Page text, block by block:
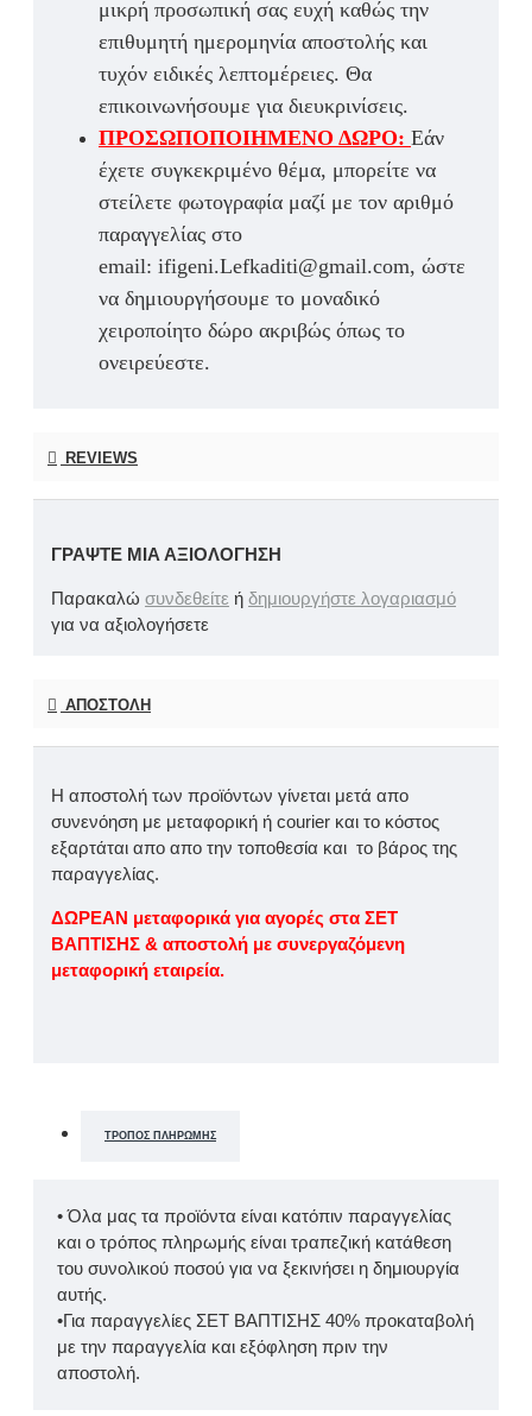
μικρή προσωπική σας ευχή καθώς την
επιθυμητή ημερομηνία αποστολής και
τυχόν ειδικές λεπτομέρειες. Θα
επικοινωνήσουμε για διευκρινίσεις.
ΠΡΟΣΩΠΟΠΟΙΗΜΕΝΟ ΔΩΡΟ: Εάν
έχετε συγκεκριμένο θέμα, μπορείτε να
στείλετε φωτογραφία μαζί με τον αριθμό
παραγγελίας στο
email: ifigeni.Lefkaditi@gmail.com, ώστε
να δημιουργήσουμε το μοναδικό
χειροποίητο δώρο ακριβώς όπως το
ονειρεύεστε.
REVIEWS
ΓΡΆΨΤΕ ΜΙΑ ΑΞΙΟΛΌΓΗΣΗ
Παρακαλώ συνδεθείτε ή δημιουργήστε λογαριασμό
για να αξιολογήσετε
ΑΠΟΣΤΟΛΉ
Η αποστολή των προϊόντων γίνεται μετά απο
συνενόηση με μεταφορική ή courier και το κόστος
εξαρτάται απο απο την τοποθεσία και το βάρος της
παραγγελίας.
ΔΩΡΕΑΝ μεταφορικά για αγορές στα ΣΕΤ
ΒΑΠΤΙΣΗΣ & αποστολή με συνεργαζόμενη
μεταφορική εταιρεία.
ΤΡΌΠΟΣ ΠΛΗΡΩΜΉΣ
• Όλα μας τα προϊόντα είναι κατόπιν παραγγελίας
και ο τρόπος πληρωμής είναι τραπεζική κατάθεση
του συνολικού ποσού για να ξεκινήσει η δημιουργία
αυτής.
•Για παραγγελίες ΣΕΤ ΒΑΠΤΙΣΗΣ 40% προκαταβολή
με την παραγγελία και εξόφληση πριν την
αποστολή.